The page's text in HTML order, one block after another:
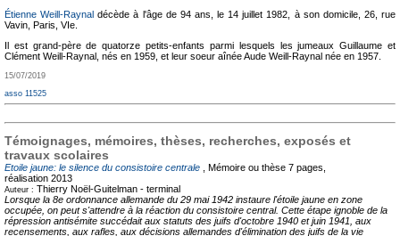
Étienne Weill-Raynal décède à l'âge de 94 ans, le 14 juillet 1982, à son domicile, 26, rue
Vavin, Paris, VIe.
Il est grand-père de quatorze petits-enfants parmi lesquels les jumeaux Guillaume et
Clément Weill-Raynal, nés en 1959, et leur soeur aînée Aude Weill-Raynal née en 1957.
15/07/2019
asso 11525
Témoignages, mémoires, thèses, recherches, exposés et
travaux scolaires
Etoile jaune: le silence du consistoire centrale , Mémoire ou thèse 7 pages,
réalisation 2013
Auteur : Thierry Noël-Guitelman - terminal
Lorsque la 8e ordonnance allemande du 29 mai 1942 instaure l'étoile jaune en zone
occupée, on peut s'attendre à la réaction du consistoire central. Cette étape ignoble de la
répression antisémite succédait aux statuts des juifs d'octobre 1940 et juin 1941, aux
recensements, aux rafles, aux décisions allemandes d'élimination des juifs de la vie